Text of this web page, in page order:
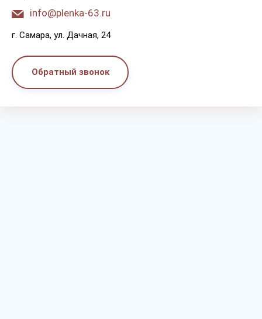
info@plenka-63.ru
г. Самара, ул. Дачная, 24
Обратный звонок